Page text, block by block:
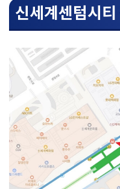
신세계센텀시티